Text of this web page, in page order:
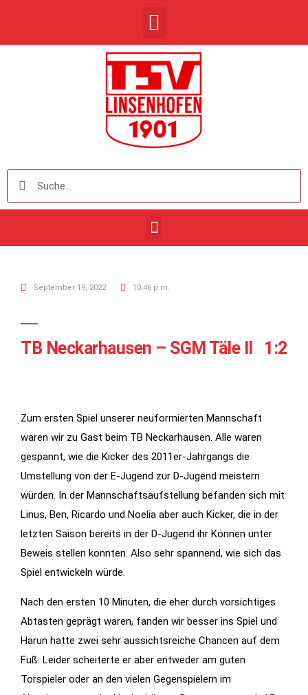
September 19, 2022 10:46 p.m.
TB Neckarhausen – SGM Täle II 1:2
Zum ersten Spiel unserer neuformierten Mannschaft
waren wir zu Gast beim TB Neckarhausen. Alle waren
gespannt, wie die Kicker des 2011er-Jahrgangs die
Umstellung von der E-Jugend zur D-Jugend meistern
würden. In der Mannschaftsaufstellung befanden sich mit
Linus, Ben, Ricardo und Noelia aber auch Kicker, die in der
letzten Saison bereits in der D-Jugend ihr Können unter
Beweis stellen konnten. Also sehr spannend, wie sich das
Spiel entwickeln würde.
Nach den ersten 10 Minuten, die eher durch vorsichtiges
Abtasten geprägt waren, fanden wir besser ins Spiel und
Harun hatte zwei sehr aussichtsreiche Chancen auf dem
Fuß. Leider scheiterte er aber entweder am guten
Torspieler oder an den vielen Gegenspielern im
Notwendig
Diese
Cookies
werden für
die
Funktionalität
der Website
benötigt.
Statistiken
Diese Cookies
geben uns